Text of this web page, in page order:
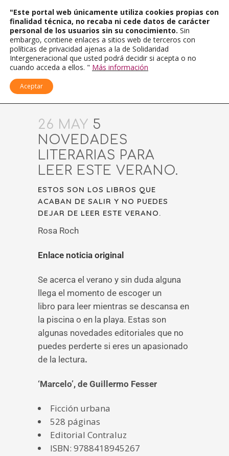
26 MAY 5
NOVEDADES
LITERARIAS PARA
LEER ESTE VERANO.
ESTOS SON LOS LIBROS QUE
ACABAN DE SALIR Y NO PUEDES
DEJAR DE LEER ESTE VERANO.
Rosa Roch
Enlace noticia original
Se acerca el verano y sin duda alguna
llega el momento de escoger un
libro para leer mientras se descansa en
la piscina o en la playa. Estas son
algunas novedades editoriales que no
puedes perderte si eres un apasionado
de la lectura.
‘Marcelo’, de Guillermo Fesser
Ficción urbana
528 páginas
Editorial Contraluz
ISBN: 9788418945267
"Este portal web únicamente utiliza cookies propias con
finalidad técnica, no recaba ni cede datos de carácter
personal de los usuarios sin su conocimiento. Sin
embargo, contiene enlaces a sitios web de terceros con
políticas de privacidad ajenas a la de Solidaridad
Intergeneracional que usted podrá decidir si acepta o no
cuando acceda a ellos. " Más información
Aceptar